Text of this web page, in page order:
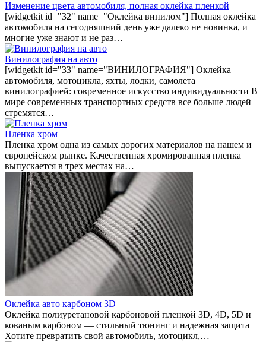
Изменение цвета автомобиля, полная оклейка пленкой
[widgetkit id="32" name="Оклейка винилом"] Полная оклейка
автомобиля на сегодняшний день уже далеко не новинка, и
многие уже знают и не раз…
Винилография на авто
[widgetkit id="33" name="ВИНИЛОГРАФИЯ"] Оклейка
автомобиля, мотоцикла, яхты, лодки, самолета
винилографией: современное искусство индивидуальности В
мире современных транспортных средств все больше людей
стремятся…
Пленка хром
Пленка хром одна из самых дорогих материалов на нашем и
европейском рынке. Качественная хромированная пленка
выпускается в трех местах на…
Оклейка авто карбоном 3D
Оклейка полиуретановой карбоновой пленкой 3D, 4D, 5D и
кованым карбоном — стильный тюнинг и надежная защита
Хотите превратить свой автомобиль, мотоцикл,…